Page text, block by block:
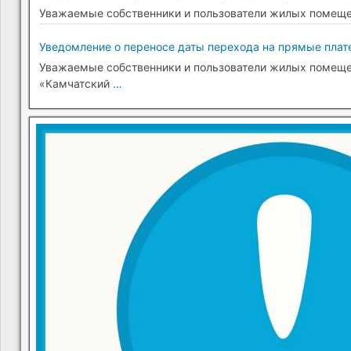
Уважаемые собственники и пользователи жилых
Уведомление о переносе даты перехода на прямые
Уважаемые собственники и пользователи жилых
«Камчатский …